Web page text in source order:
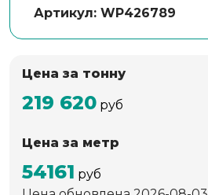
Артикул: WP426789
Цена за тонну
219 620 руб
Цена за метр
54161 руб